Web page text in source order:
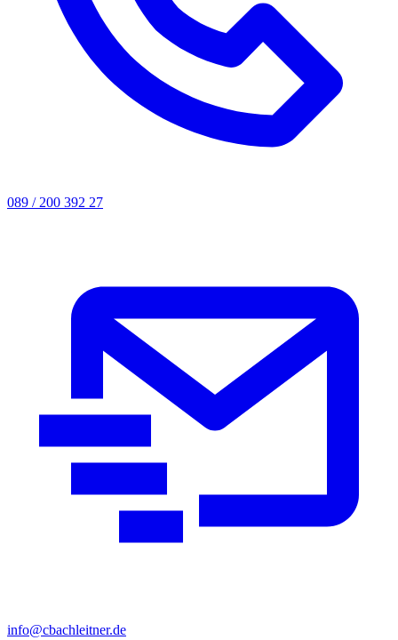
089 / 200 392 27
info@cbachleitner.de